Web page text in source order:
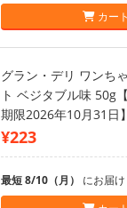
カー
グラン・デリ ワンち
ト ベジタブル味 50g
期限2026年10月31日】
¥223
最短 8/10（月） にお届け